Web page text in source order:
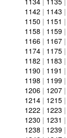
1142 | 1143 |
1150 | 1151 |
1158 | 1159 |
1166 | 1167 |
1174 | 1175 |
1182 | 1183 |
1190 | 1191 |
1198 | 1199 |
1206 | 1207 |
1214 | 1215 |
1222 | 1223 |
1230 | 1231 |
1238 | 1239 |